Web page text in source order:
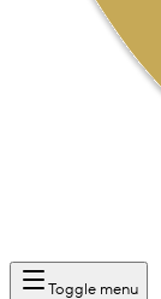
Toggle menu